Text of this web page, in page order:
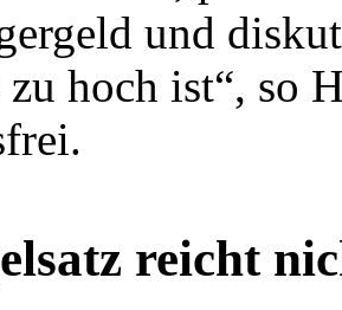
und
zu hoch ist“, so
reicht